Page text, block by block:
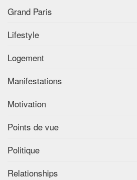
Grand Paris
Lifestyle
Logement
Manifestations
Motivation
Points de vue
Politique
Relationships